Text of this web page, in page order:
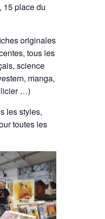
15 place du
originales
tous les
science
manga,
…)
les styles,
toutes les